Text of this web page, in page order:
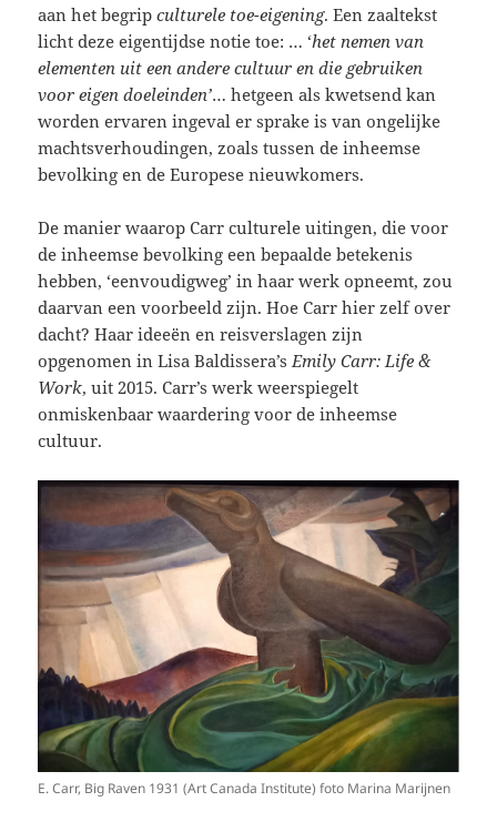
aan het begripculturele toe-eigening. Een zaaltekst
licht deze eigentijdse notie toe: … ‘het nemen van
elementen uit een andere cultuur en die gebruiken
voor eigen doeleinden’… hetgeen als kwetsend kan
worden ervaren ingeval er sprake is van ongelijke
machtsverhoudingen, zoals tussen de inheemse
bevolking en de Europese nieuwkomers.
De manier waarop Carr culturele uitingen, die voor
de inheemse bevolking een bepaalde betekenis
hebben, ‘eenvoudigweg’ in haar werk opneemt, zou
daarvan een voorbeeld zijn. Hoe Carr hier zelf over
dacht? Haar ideeën en reisverslagen zijn
opgenomen in Lisa Baldissera’s Emily Carr: Life &
Work, uit 2015. Carr’s werk weerspiegelt
onmiskenbaar waardering voor de inheemse
cultuur.
E. Carr, Big Raven 1931 (Art Canada Institute) foto Marina Marijnen